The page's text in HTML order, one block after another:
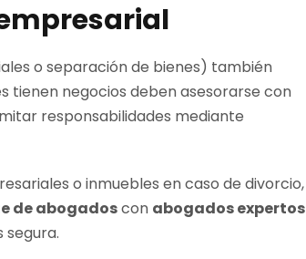
o separación de bienes) también
tienen negocios deben asesorarse con
responsabilidades mediante
o inmuebles en caso de divorcio,
de abogadoscon abogados expertos